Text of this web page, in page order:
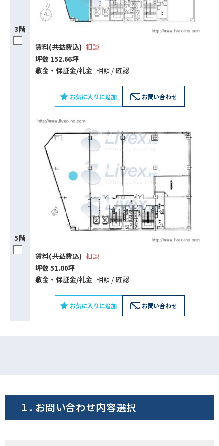
3階
賃料(共益費込) 相談
坪数 152.66坪
敷⾦‧保証⾦/礼⾦ 相談 / 確認
お気に入りに追加 お問い合わせ
5階
賃料(共益費込) 相談
坪数 51.00坪
敷⾦‧保証⾦/礼⾦ 相談 / 確認
お気に入りに追加 お問い合わせ
ビルコード：172272
をお伝えいただくと
スムーズにご案内できます
0120-620-213
１. お問い合わせ内容選択